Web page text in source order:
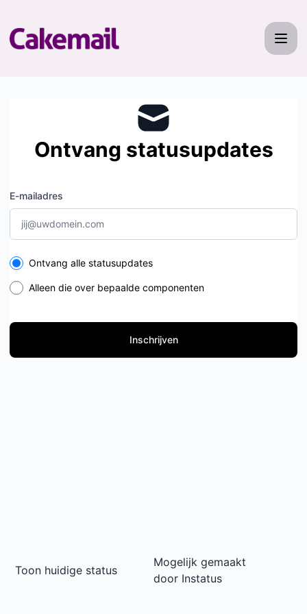
Ontvang statusupdates
E-mailadres
Select the components you want to receive updates for
Ontvang alle statusupdates
Alleen die over bepaalde componenten
Inschrijven
Toon huidige status
Mogelijk gemaakt
door Instatus